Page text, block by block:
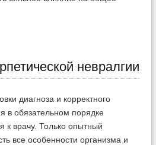
невралгии
диагноза и корректного
в обязательном порядке
к врачу. Только опытный
все особенности организма и